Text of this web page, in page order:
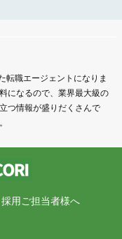
転職エージェントになりま
になるので、業界最大級の
つ情報が盛りだくさんで
採用ご担当者様へ